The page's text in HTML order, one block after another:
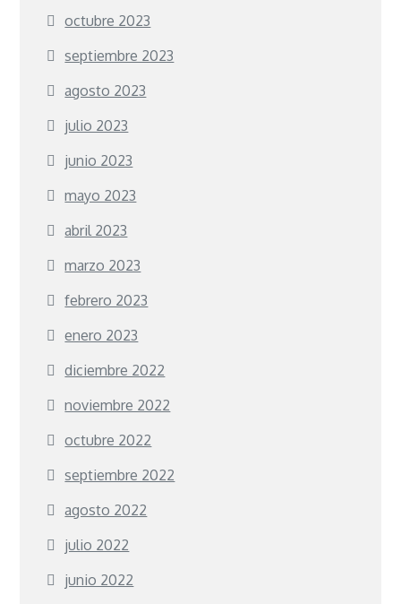
octubre 2023
septiembre 2023
agosto 2023
julio 2023
junio 2023
mayo 2023
abril 2023
marzo 2023
febrero 2023
enero 2023
diciembre 2022
noviembre 2022
octubre 2022
septiembre 2022
agosto 2022
julio 2022
junio 2022